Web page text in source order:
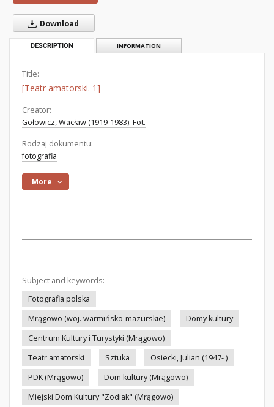
Download
DESCRIPTION INFORMATION
Title:
[Teatr amatorski. 1]
Creator:
Gołowicz, Wacław (1919-1983). Fot.
Rodzaj dokumentu:
fotografia
More
Subject and keywords:
Fotografia polska
Mrągowo (woj. warmińsko-mazurskie)
Domy kultury
Centrum Kultury i Turystyki (Mrągowo)
Teatr amatorski
Sztuka
Osiecki, Julian (1947- )
PDK (Mrągowo)
Dom kultury (Mrągowo)
Miejski Dom Kultury "Zodiak" (Mrągowo)